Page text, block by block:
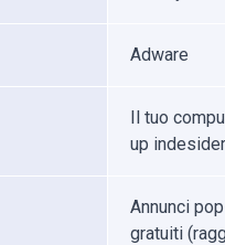
Adware
Il tuo
up
Annunci
gratuiti